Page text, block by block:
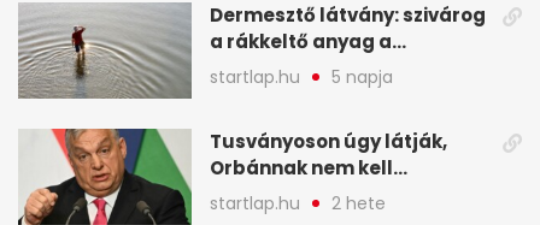
Dermesztő látvány: szivárog
a rákkeltő anyag a
kiszáradó Dunába
Budapesten - A hét
képekben
startlap.hu 5 napja
Tusványoson úgy látják,
Orbánnak nem kell
változtatnia - A hét
startlap.hu 2 hete